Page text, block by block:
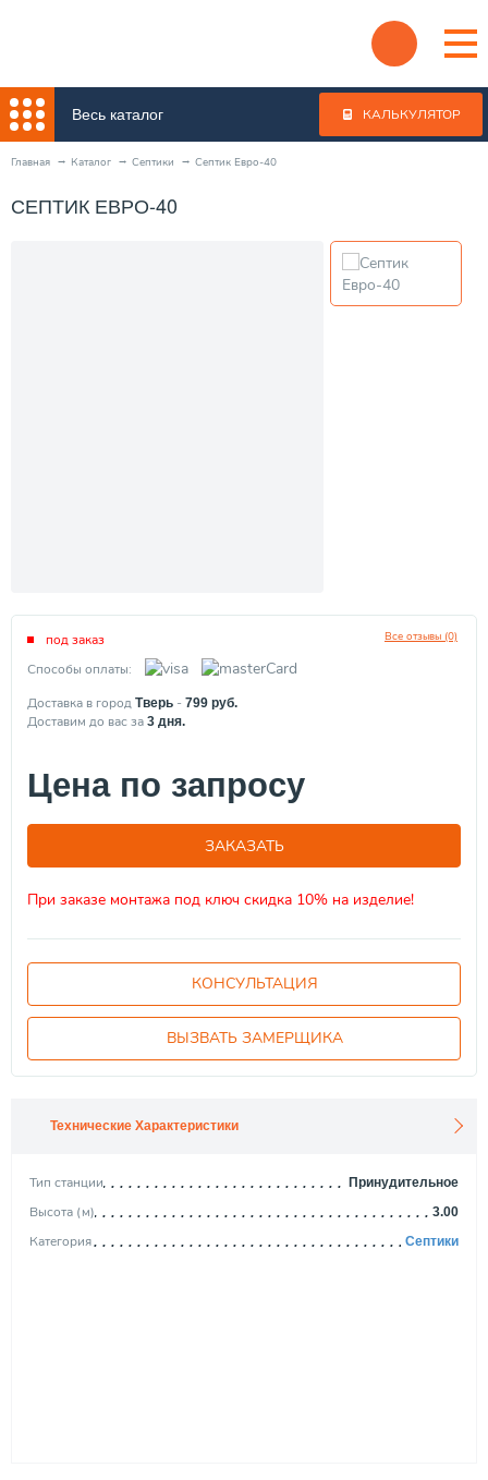
Весь каталог КАЛЬКУЛЯТОР
Главная Каталог Септики Септик Евро-40
СЕПТИК ЕВРО-40
Все отзывы (0)
под заказ
Способы оплаты:
Доставка в город Тверь - 799 руб.
Доставим до вас за 3 дня.
Цена по запросу
ЗАКАЗАТЬ
При заказе монтажа под ключ скидка 10% на изделие!
КОНСУЛЬТАЦИЯ
ВЫЗВАТЬ ЗАМЕРЩИКА
Технические Характеристики
Тип станции Принудительное
Высота (м) 3.00
Категория Септики